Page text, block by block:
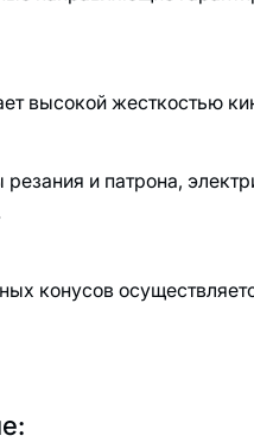
высокой жесткостью
и патрона,
конусов